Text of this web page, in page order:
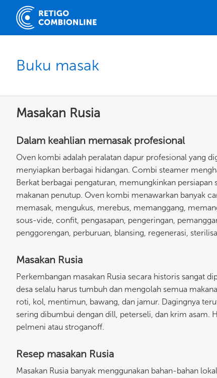
Buku masak
Masakan Rusia
Dalam keahlian memasak profesional
Oven kombi adalah peralatan dapur profesional yang
menyiapkan berbagai hidangan. Combi steamer
Berkat berbagai pengaturan, memungkinkan persiapan
makanan penutup. Oven kombi menawarkan banyak
memasak, mengukus, merebus, memanggang,
sous-vide, confit, pengasapan, pengeringan,
penggorengan, perburuan, blansing, regenerasi,
Masakan Rusia
Perkembangan masakan Rusia secara historis sangat
desa selalu harus tumbuh dan mengolah semua
roti, kol, mentimun, bawang, dan jamur. Dagingnya
sering dibumbui dengan dill, peterseli, dan krim asam.
pelmeni atau stroganoff.
Resep masakan Rusia
Masakan Rusia banyak menggunakan bahan-bahan